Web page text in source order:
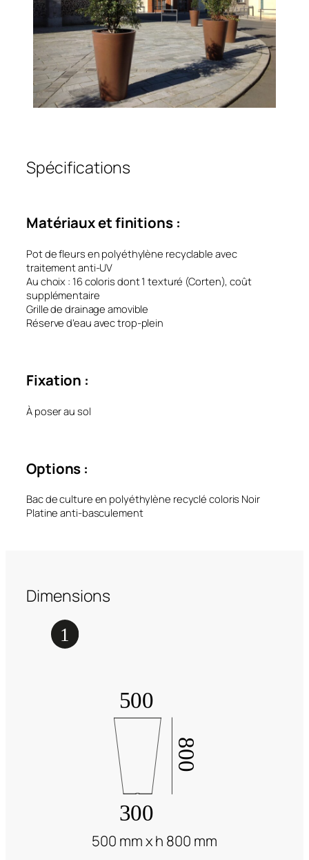
Spécifications
Matériaux et finitions :
Pot de fleurs en polyéthylène recyclable avec
traitement anti-UV
Au choix : 16 coloris dont 1 texturé (Corten), coût
supplémentaire
Grille de drainage amovible
Réserve d’eau avec trop-plein
Fixation :
À poser au sol
Options :
Bac de culture en polyéthylène recyclé coloris Noir
Platine anti-basculement
Dimensions
500 mm x h 800 mm